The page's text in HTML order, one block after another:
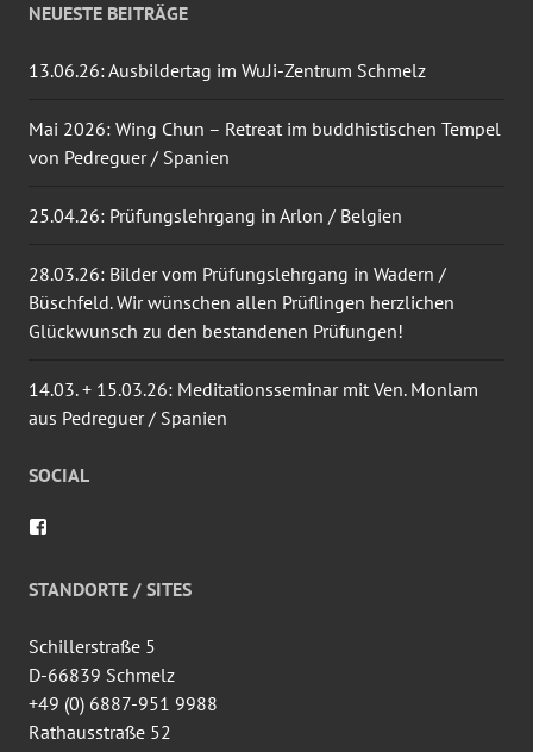
NEUESTE BEITRÄGE
13.06.26: Ausbildertag im WuJi-Zentrum Schmelz
Mai 2026: Wing Chun – Retreat im buddhistischen Tempel
von Pedreguer / Spanien
25.04.26: Prüfungslehrgang in Arlon / Belgien
28.03.26: Bilder vom Prüfungslehrgang in Wadern /
Büschfeld. Wir wünschen allen Prüflingen herzlichen
Glückwunsch zu den bestandenen Prüfungen!
14.03. + 15.03.26: Meditationsseminar mit Ven. Monlam
aus Pedreguer / Spanien
SOCIAL
auf
Facebook
STANDORTE / SITES
Schillerstraße 5
D-66839 Schmelz
+49 (0) 6887-951 9988
Rathausstraße 52